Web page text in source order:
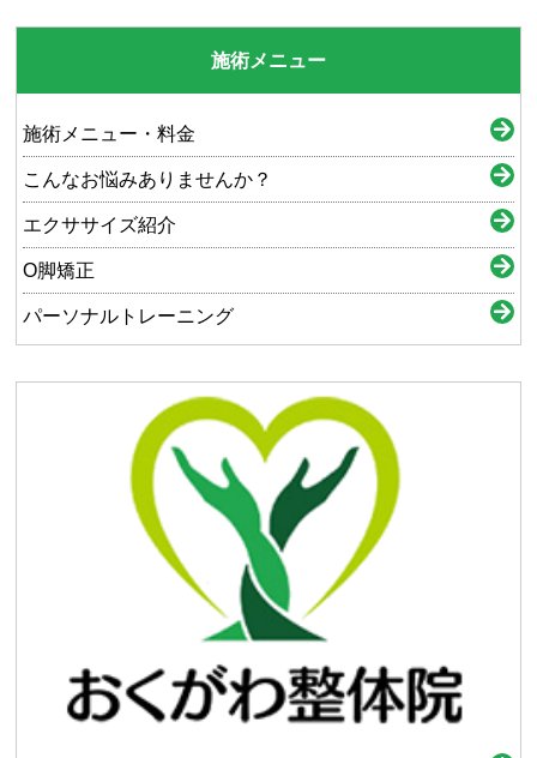
施術メニュー
施術メニュー・料金
こんなお悩みありませんか？
エクササイズ紹介
O脚矯正
パーソナルトレーニング